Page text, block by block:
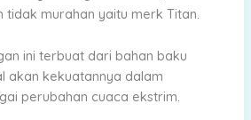
tidak murahan yaitu merk Titan.
ini terbuat dari bahan baku
akan kekuatannya dalam
perubahan cuaca ekstrim.